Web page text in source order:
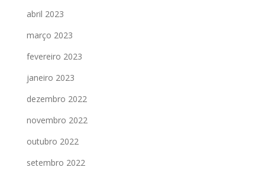
abril 2023
março 2023
fevereiro 2023
janeiro 2023
dezembro 2022
novembro 2022
outubro 2022
setembro 2022